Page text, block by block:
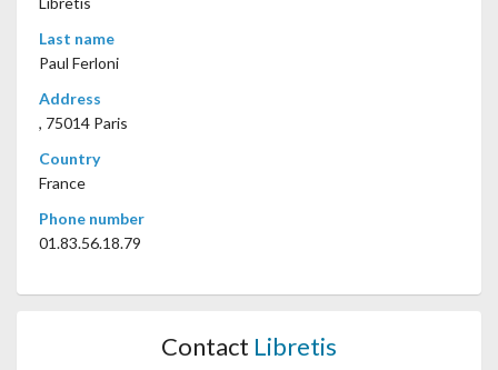
Last name
Paul Ferloni
Address
, 75014 Paris
Country
France
Phone number
01.83.56.18.79
Contact Libretis